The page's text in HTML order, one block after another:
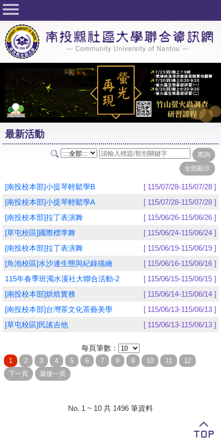
回首頁
關於社大
公佈欄
行事曆
最新活動
活動花絮
課程一覽表
志工與社團
友站連結
網路選課
學員專區
教師專區
評委專區
最新活動
[南投校本部]小提琴輕鬆學B
[ 115/07/28-115/07/28 ]
[南投校本部]小提琴輕鬆學A
[ 115/07/28-115/07/28 ]
[南投校本部]拉丁表演舞
[ 115/06/26-115/06/26 ]
[草屯校區]國際標準舞
[ 115/06/24-115/06/24 ]
[南投校本部]拉丁表演舞
[ 115/06/19-115/06/19 ]
[魚池校區]水沙連生態與紀錄描繪
[ 115/06/16-115/06/16 ]
115年春季班濁水溪社大聯合活動-2
[ 115/06/15-115/06/15 ]
[南投校本部]烘焙實務
[ 115/06/14-115/06/14 ]
[南投校本部]台灣茶文化茶藝美學
[ 115/06/13-115/06/13 ]
[草屯校區]民謠吉他
[ 115/06/13-115/06/13 ]
每頁筆數：
No. 1 ~ 10 共 1496 筆資料